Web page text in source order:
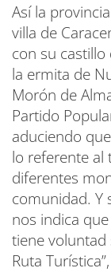
Así la
villa de
con su
la ermita de
Morón de
Partido
aduciendo
lo referente al
diferentes
comunidad. Y
nos indica
tiene voluntad
Ruta